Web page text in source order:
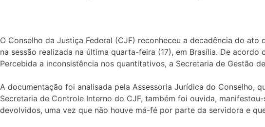
O Conselho da Justiça Federal (CJF) reconheceu a decadência do
na sessão realizada na última quarta-feira (17), em Brasília. De
Percebida a inconsistência nos quantitativos, a Secretaria de Gestão
A documentação foi analisada pela Assessoria Jurídica do Conselho,
Secretaria de Controle Interno do CJF, também foi ouvida,
devolvidos, uma vez que não houve má-fé por parte da servidora e